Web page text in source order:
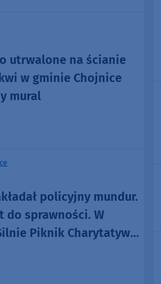
utrwalone na ścianie
w gminie Chojnice
mural
policyjny mundur.
do sprawności. W
Piknik Charytatywny